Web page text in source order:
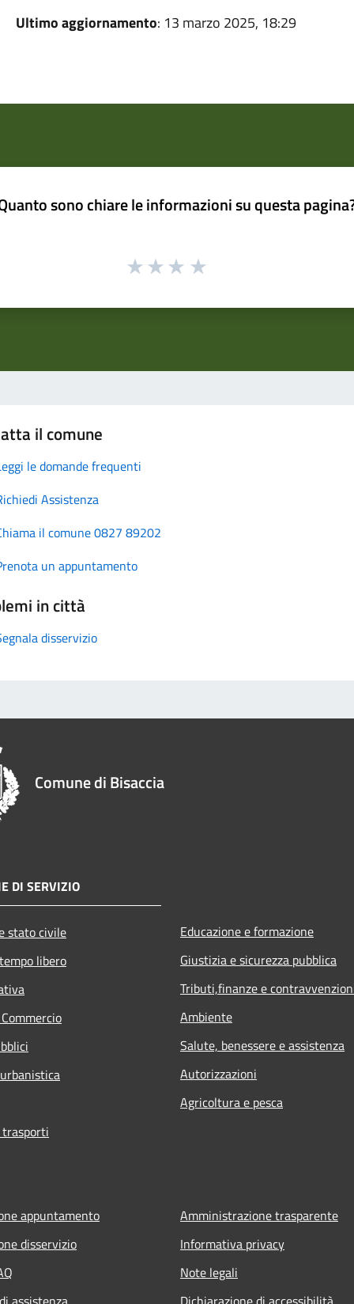
Ultimo aggiornamento: 13 marzo 2025, 18:29
sono chiare le informazioni su questa
il comune
le domande frequenti
Assistenza
il comune 0827 89202
un appuntamento
in città
disservizio
Comune di Bisaccia
DI SERVIZIO
stato civile
libero
Educazione e formazione
Giustizia e sicurezza pubblica
Tributi,finanze e
Ambiente
Salute, benessere e assistenza
Autorizzazioni
Agricoltura e pesca
appuntamento
disservizio
Amministrazione trasparente
Informativa privacy
Note legali